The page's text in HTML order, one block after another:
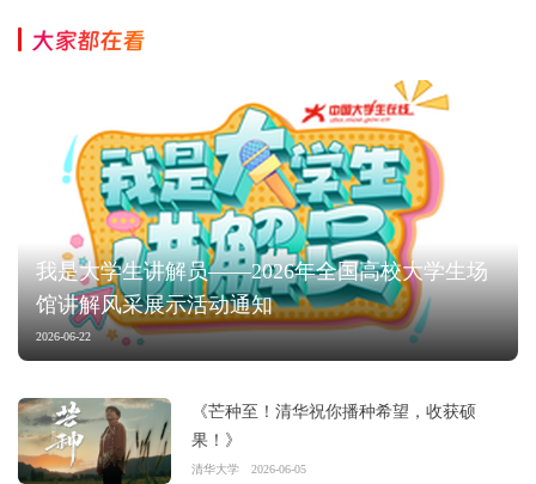
大家都在看
我是大学生讲解员——2026年全国高校大学生场
馆讲解风采展示活动通知
2026-06-22
《芒种至！清华祝你播种希望，收获硕
果！》
清华大学 2026-06-05